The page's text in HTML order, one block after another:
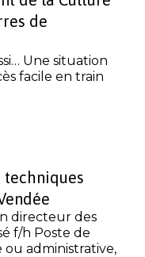
de
Une situation
facile en train
techniques
directeur des
f/h Poste de
administrative,